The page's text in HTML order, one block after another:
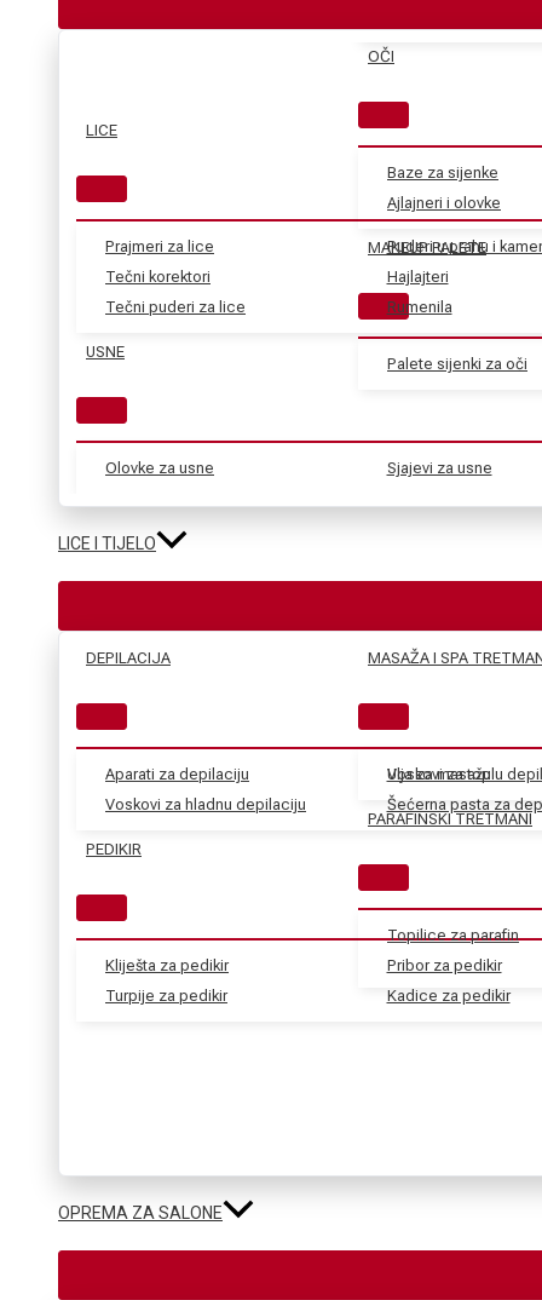
LICE
Prajmeri za lice
Tečni korektori
Tečni puderi za lice
Puderi u prahu i
Hajlajteri
Rumenila
USNE
Olovke za usne Sjajevi za usne
OČI
Baze za sijenke
Ajlajneri i olovke
MAKEUP PALETE
Palete sijenki za oči
LICE I TIJELO
DEPILACIJA
Aparati za depilaciju
Voskovi za hladnu depilaciju
Voskovi za toplu
Šećerna pasta za
PEDIKIR
Kliješta za pedikir
Turpije za pedikir
Pribor za pedikir
Kadice za pedikir
MASAŽA I SPA
Ulja za masažu
PARAFINSKI TRETMANI
Topilice za parafin
OPREMA ZA SALONE